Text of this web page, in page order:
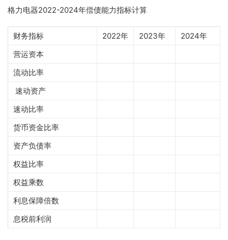
格力电器2022-2024年偿债能力指标计算
财务指标 2022年 2023年
2024年
营运资本
流动比率
速动资产
速动比率
货币资金比率
资产负债率
权益比率
权益乘数
利息保障倍数
息税前利润